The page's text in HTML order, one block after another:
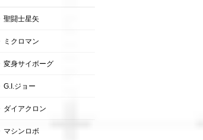
聖闘士星矢
ミクロマン
変身サイボーグ
G.I.ジョー
ダイアクロン
マシンロボ